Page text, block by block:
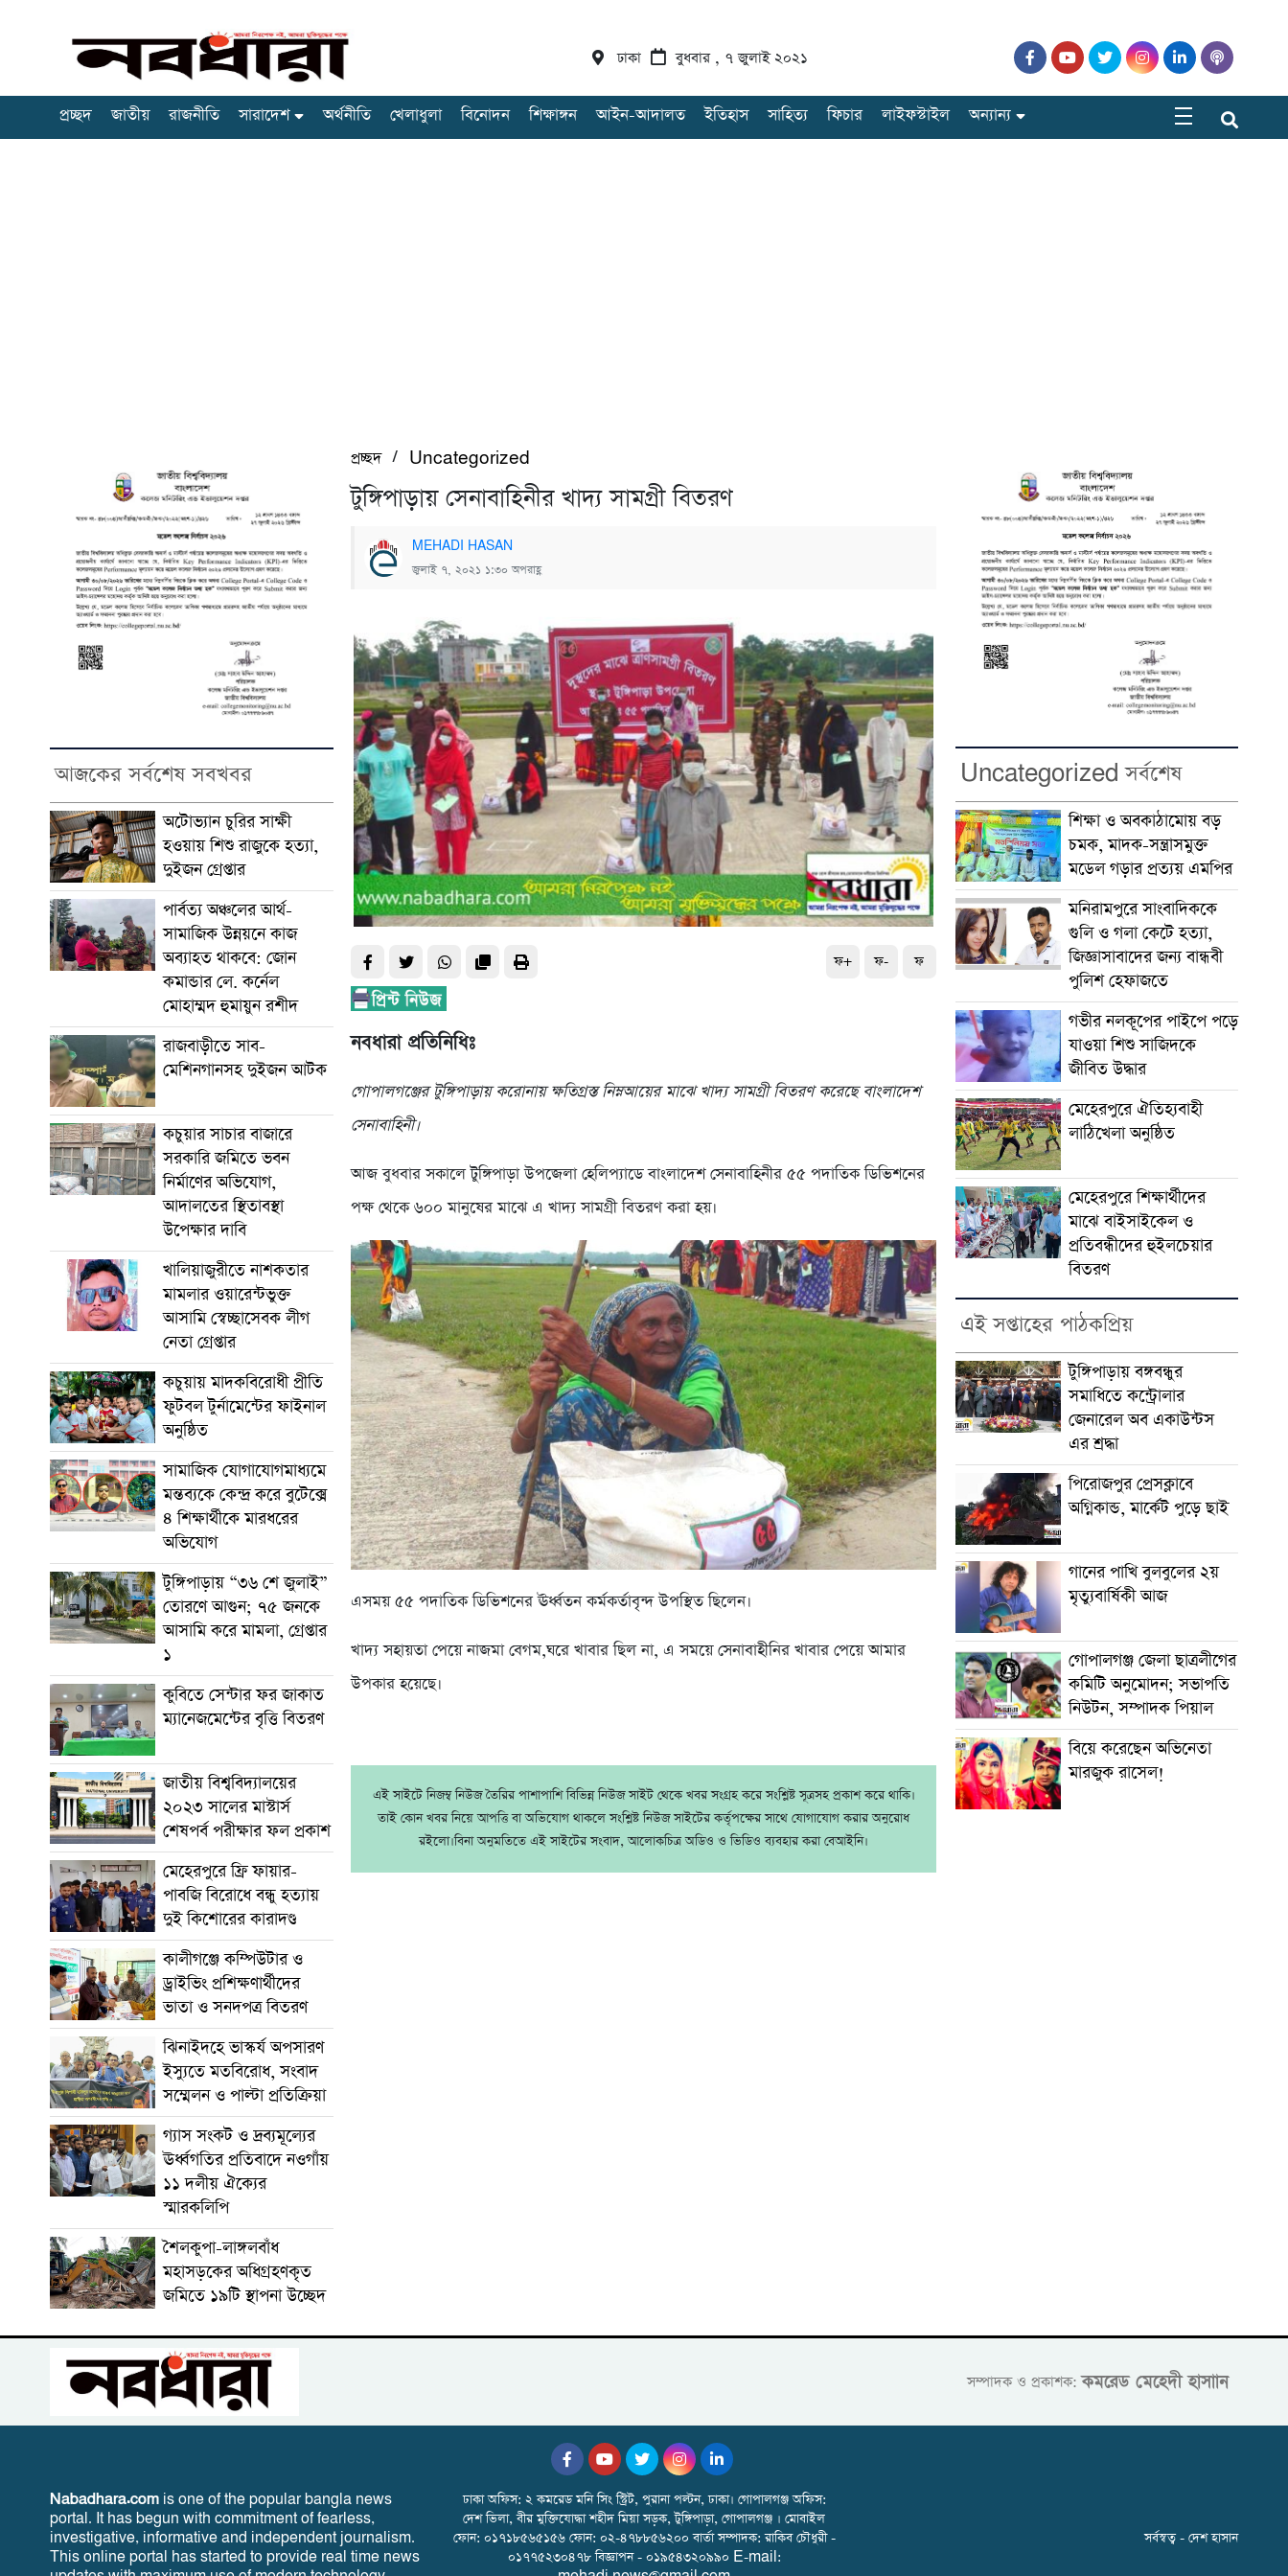
ঢাকা বুধবার , ৭ জুলাই ২০২১
প্রচ্ছদ জাতীয় রাজনীতি সারাদেশ অর্থনীতি খেলাধুলা বিনোদন শিক্ষাঙ্গন আইন-আদালত ইতিহাস সাহিত্য ফিচার লাইফস্টাইল অন্যান্য
আজকের সর্বশেষ সবখবর
অটোভ্যান চুরির সাক্ষী
হওয়ায় শিশু রাজুকে হত্যা,
দুইজন গ্রেপ্তার
পার্বত্য অঞ্চলের আর্থ-
সামাজিক উন্নয়নে কাজ
অব্যাহত থাকবে: জোন
কমান্ডার লে. কর্নেল
মোহাম্মদ হুমায়ুন রশীদ
রাজবাড়ীতে সাব-
মেশিনগানসহ দুইজন আটক
কচুয়ার সাচার বাজারে
সরকারি জমিতে ভবন
নির্মাণের অভিযোগ,
আদালতের স্থিতাবস্থা
উপেক্ষার দাবি
খালিয়াজুরীতে নাশকতার
মামলার ওয়ারেন্টভুক্ত
আসামি স্বেচ্ছাসেবক লীগ
নেতা গ্রেপ্তার
কচুয়ায় মাদকবিরোধী প্রীতি
ফুটবল টুর্নামেন্টের ফাইনাল
অনুষ্ঠিত
সামাজিক যোগাযোগমাধ্যমে
মন্তব্যকে কেন্দ্র করে বুটেক্সে
৪ শিক্ষার্থীকে মারধরের
অভিযোগ
টুঙ্গিপাড়ায় “৩৬ শে জুলাই”
তোরণে আগুন; ৭৫ জনকে
আসামি করে মামলা, গ্রেপ্তার
১
কুবিতে সেন্টার ফর জাকাত
ম্যানেজমেন্টের বৃত্তি বিতরণ
জাতীয় বিশ্ববিদ্যালয়ের
২০২৩ সালের মাস্টার্স
শেষপর্ব পরীক্ষার ফল প্রকাশ
মেহেরপুরে ফ্রি ফায়ার-
পাবজি বিরোধে বন্ধু হত্যায়
দুই কিশোরের কারাদণ্ড
কালীগঞ্জে কম্পিউটার ও
ড্রাইভিং প্রশিক্ষণার্থীদের
ভাতা ও সনদপত্র বিতরণ
ঝিনাইদহে ভাস্কর্য অপসারণ
ইস্যুতে মতবিরোধ, সংবাদ
সম্মেলন ও পাল্টা প্রতিক্রিয়া
গ্যাস সংকট ও দ্রব্যমূল্যের
ঊর্ধ্বগতির প্রতিবাদে নওগাঁয়
১১ দলীয় ঐক্যের
স্মারকলিপি
শৈলকুপা-লাঙ্গলবাঁধ
মহাসড়কের অধিগ্রহণকৃত
জমিতে ১৯টি স্থাপনা উচ্ছেদ
প্রচ্ছদ/ Uncategorized
টুঙ্গিপাড়ায় সেনাবাহিনীর খাদ্য সামগ্রী বিতরণ
MEHADI HASAN
জুলাই ৭, ২০২১ ১:৩০ অপরাহ্ণ
ফ+ ফ- ফ
নবধারা প্রতিনিধিঃ
গোপালগঞ্জের টুঙ্গিপাড়ায় করোনায় ক্ষতিগ্রস্ত নিম্নআয়ের মাঝে খাদ্য সামগ্রী বিতরণ করেছে বাংলাদেশ
সেনাবাহিনী।
আজ বুধবার সকালে টুঙ্গিপাড়া উপজেলা হেলিপ্যাডে বাংলাদেশ সেনাবাহিনীর ৫৫ পদাতিক ডিভিশনের
পক্ষ থেকে ৬০০ মানুষের মাঝে এ খাদ্য সামগ্রী বিতরণ করা হয়।
এসময় ‌৫৫ পদাতিক ডিভিশনের ঊর্ধ্বতন কর্মকর্তাবৃন্দ উপস্থিত ছিলেন।
খাদ্য সহায়তা পেয়ে নাজমা বেগম,ঘরে খাবার ছিল না, এ সময়ে সেনাবাহীনির খাবার পেয়ে আমার
উপকার হয়েছে।
এই সাইটে নিজম্ব নিউজ তৈরির পাশাপাশি বিভিন্ন নিউজ সাইট থেকে খবর সংগ্রহ করে সংশ্লিষ্ট সূত্রসহ প্রকাশ করে থাকি।
তাই কোন খবর নিয়ে আপত্তি বা অভিযোগ থাকলে সংশ্লিষ্ট নিউজ সাইটের কর্তৃপক্ষের সাথে যোগাযোগ করার অনুরোধ
রইলো।বিনা অনুমতিতে এই সাইটের সংবাদ, আলোকচিত্র অডিও ও ভিডিও ব্যবহার করা বেআইনি।
Uncategorized সর্বশেষ
শিক্ষা ও অবকাঠামোয় বড়
চমক, মাদক-সন্ত্রাসমুক্ত
মডেল গড়ার প্রত্যয় এমপির
মনিরামপুরে সাংবাদিককে
গুলি ও গলা কেটে হত্যা,
জিজ্ঞাসাবাদের জন্য বান্ধবী
পুলিশ হেফাজতে
গভীর নলকূপের পাইপে পড়ে
যাওয়া শিশু সাজিদকে
জীবিত উদ্ধার
মেহেরপুরে ঐতিহ্যবাহী
লাঠিখেলা অনুষ্ঠিত
মেহেরপুরে শিক্ষার্থীদের
মাঝে বাইসাইকেল ও
প্রতিবন্ধীদের হুইলচেয়ার
বিতরণ
এই সপ্তাহের পাঠকপ্রিয়
টুঙ্গিপাড়ায় বঙ্গবন্ধুর
সমাধিতে কন্ট্রোলার
জেনারেল অব একাউন্টস
এর শ্রদ্ধা
পিরোজপুর প্রেসক্লাবে
অগ্নিকান্ড, মার্কেট পুড়ে ছাই
গানের পাখি বুলবুলের ২য়
মৃত্যুবার্ষিকী আজ
গোপালগঞ্জ জেলা ছাত্রলীগের
কমিটি অনুমোদন; সভাপতি
নিউটন, সম্পাদক পিয়াল
বিয়ে করেছেন অভিনেতা
মারজুক রাসেল!
সম্পাদক ও প্রকাশক:কমরেড মেহেদী হাসাান
Nabadhara.com is one of the popular bangla news
portal. It has begun with commitment of fearless,
investigative, informative and independent journalism.
This online portal has started to provide real time news
ঢাকা অফিস: ২ কমরেড মনি সিং স্ট্রিট, পুরানা পল্টন, ঢাকা। গোপালগঞ্জ অফিস:
দেশ ভিলা, বীর মুক্তিযোদ্ধা শহীদ মিয়া সড়ক, টুঙ্গিপাড়া, গোপালগঞ্জ । মোবাইল
ফোন: ০১৭১৮৫৬৫১৫৬ ফোন: ০২-৪৭৮৮৫৬২০০ বার্তা সম্পাদক: রাকিব চৌধুরী -
০১৭৭৫২৩০৪৭৮ বিজ্ঞাপন - ০১৯৫৪৩২০৯৯০ E-mail:
সর্বস্বত্ব - দেশ হাসান